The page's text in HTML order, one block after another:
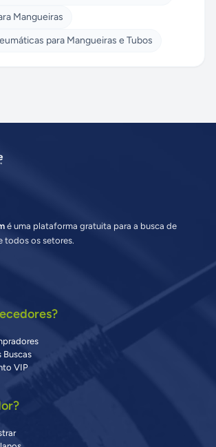
Mangueiras
para Mangueiras e Tubos
é uma plataforma gratuita para a busca de
todos os setores.
Buscas
VIP